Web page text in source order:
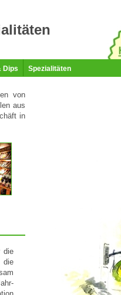
Dips Spezialitäten
von
aus
in
die